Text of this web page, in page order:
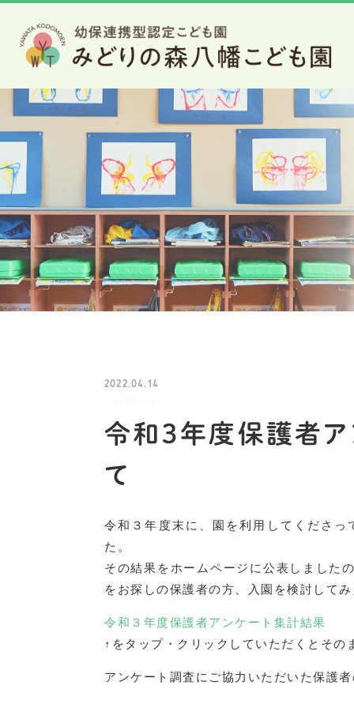
2022.04.14
令和３年度保護者
て
令和３年度末に、園を利用してくださ
た。
その結果をホームページに公表しました
をお探しの保護者の方、入園を検討して
令和３年度保護者アンケート集計結果
↑をタップ・クリックしていただくとそ
アンケート調査にご協力いただいた保護